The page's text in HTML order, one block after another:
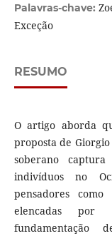
Palavras-chave:
Exceção
RESUMO
O artigo aborda
proposta de
soberano
indivíduos no
pensadores
elencadas por